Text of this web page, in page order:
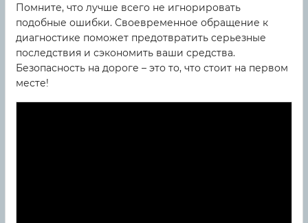
Помните, что лучше всего не игнорировать
подобные ошибки. Своевременное обращение к
диагностике поможет предотвратить серьезные
последствия и сэкономить ваши средства.
Безопасность на дороге – это то, что стоит на первом
месте!